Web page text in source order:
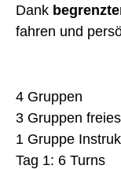
Dank
fahren und
4 Gruppen
3 Gruppen
1 Gruppe
Tag 1: 6 Turns